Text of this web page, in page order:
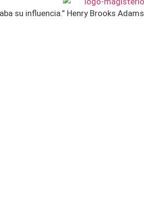
su influencia.” Henry Brooks Adams